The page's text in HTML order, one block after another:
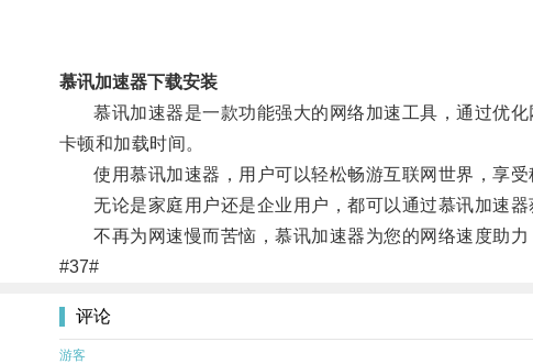
慕讯加速器下载安装
慕讯加速器是一款功能强大的网络加速工具，通过优化
卡顿和加载时间。
使用慕讯加速器，用户可以轻松畅游互联网世界，享受
无论是家庭用户还是企业用户，都可以通过慕讯加速器
不再为网速慢而苦恼，慕讯加速器为您的网络速度助力
#37#
评论
游客